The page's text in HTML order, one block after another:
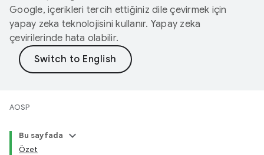
Google, içerikleri tercih ettiğiniz dile çevirmek için
yapay zeka teknolojisini kullanır. Yapay zeka
çevirilerinde hata olabilir.
AOSP
Bu sayfada
Özet